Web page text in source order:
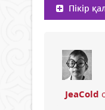
Пікір
JeaCold